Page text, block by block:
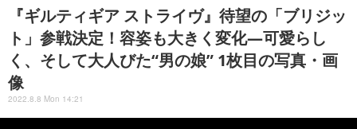
『ギルティギア ストライヴ』待望の「ブリジッ
ト」参戦決定！容姿も大きく変化―可愛らし
く、そして大人びた“男の娘” 1枚目の写真・画
像
2022.8.8 Mon 14:21